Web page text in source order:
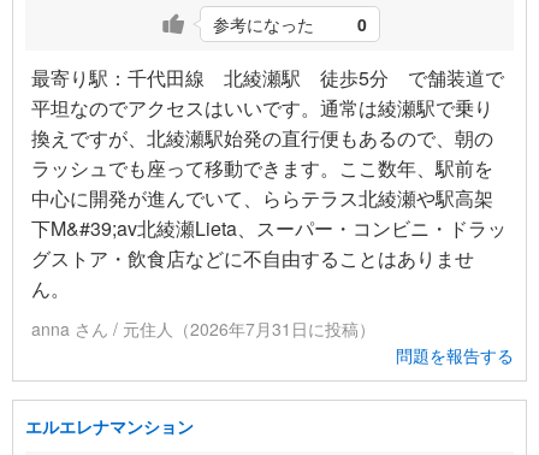
参考になった 0
最寄り駅：千代田線 北綾瀬駅 徒歩5分 で舗装道で
平坦なのでアクセスはいいです。通常は綾瀬駅で乗り
換えですが、北綾瀬駅始発の直行便もあるので、朝の
ラッシュでも座って移動できます。ここ数年、駅前を
中心に開発が進んでいて、ららテラス北綾瀬や駅高架
下M&#39;av北綾瀬Lieta、スーパー・コンビニ・ドラッ
グストア・飲食店などに不自由することはありませ
ん。
anna さん / 元住人（2026年7月31日に投稿）
問題を報告する
エルエレナマンション